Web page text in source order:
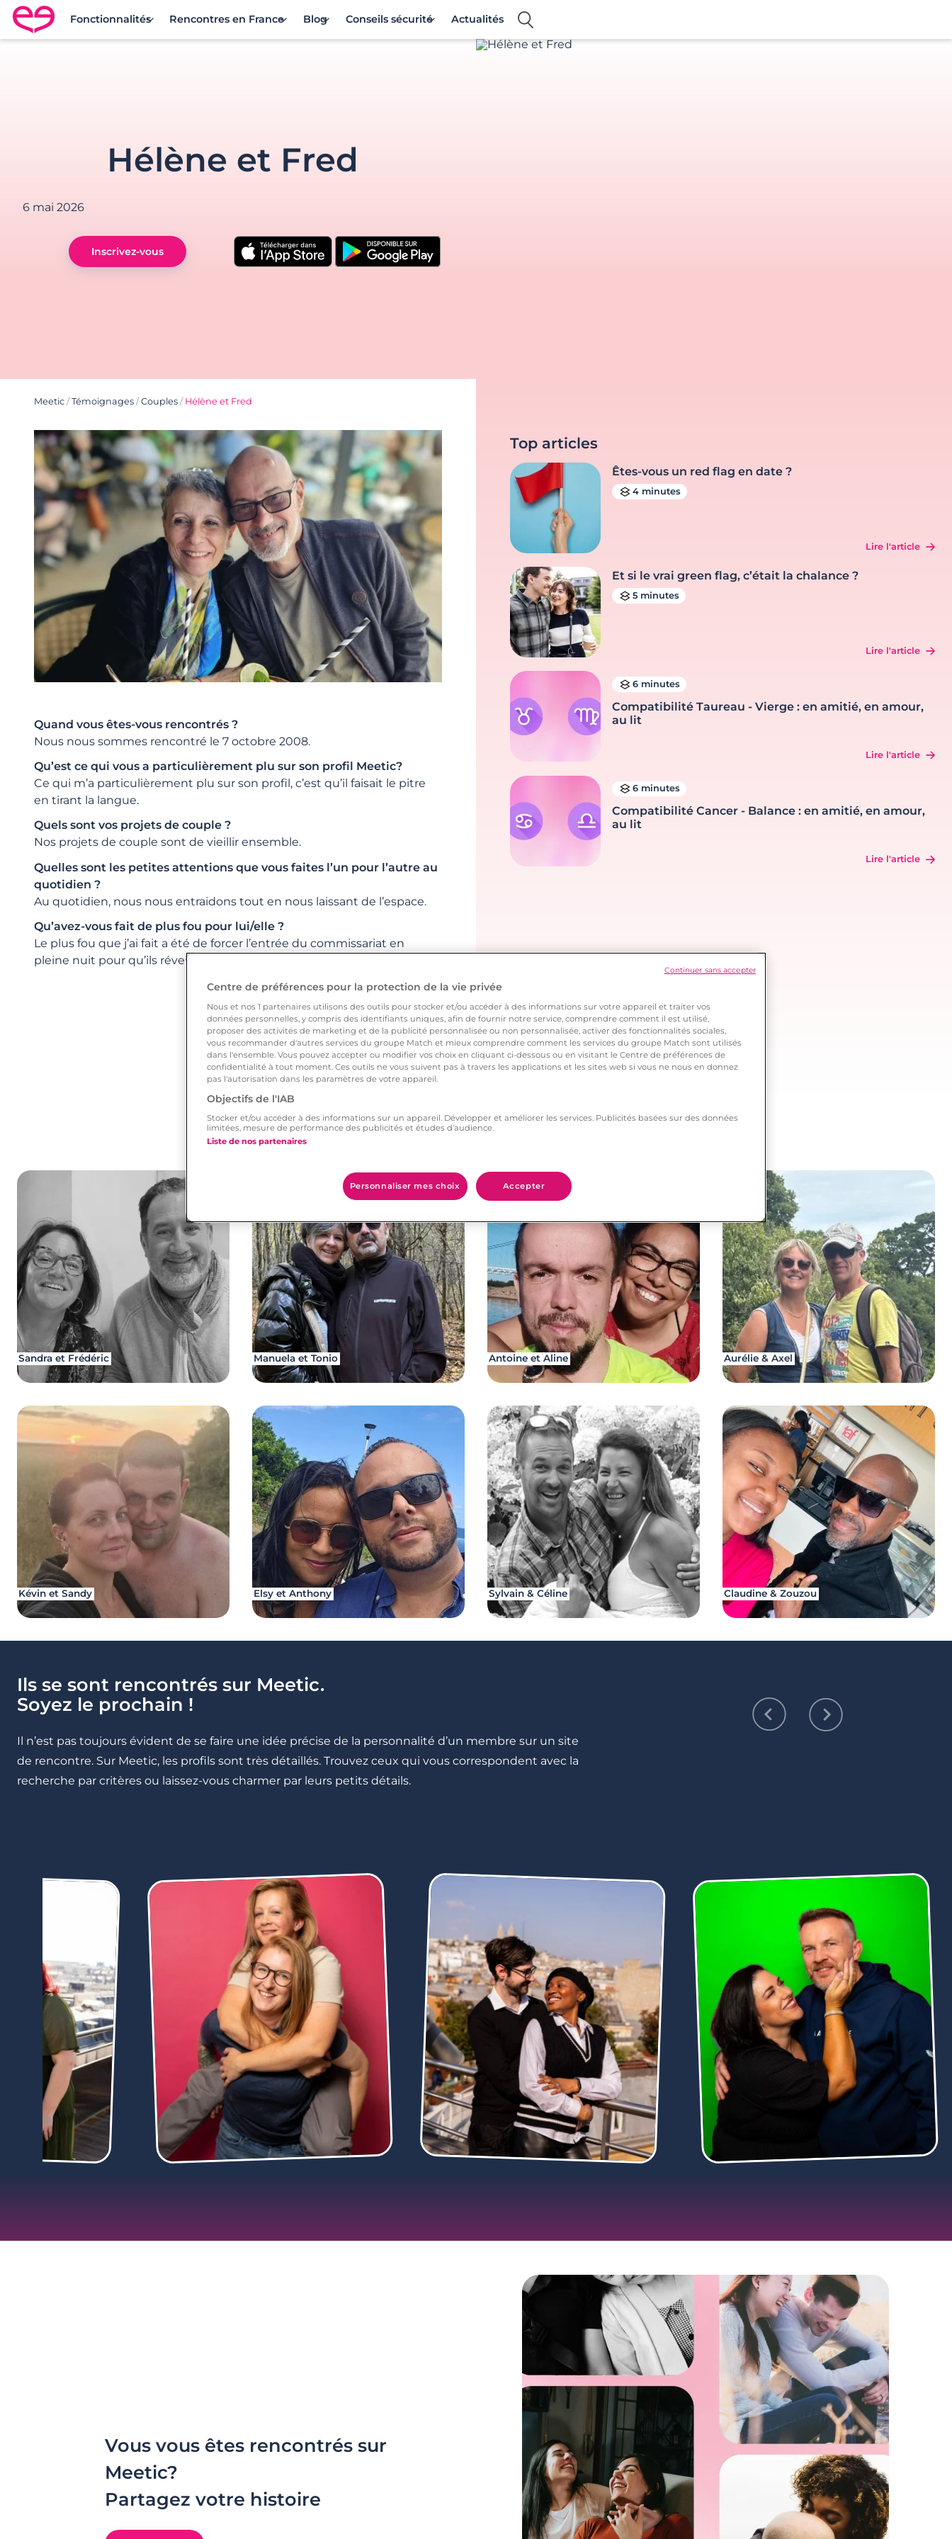
Rencontre en France avec Meetic
Fonctionnalités Rencontres en France Blog Conseils sécurité Actualités
Hélène et Fred
6 mai 2026
Inscrivez-vous
Meetic /Témoignages /Couples / Hélène et Fred
Quand vous êtes-vous rencontrés ?
Nous nous sommes rencontré le 7 octobre 2008.
Qu’est ce qui vous a particulièrement plu sur son profil Meetic?
Ce qui m’a particulièrement plu sur son profil, c’est qu’il faisait le pitre
en tirant la langue.
Quels sont vos projets de couple ?
Nos projets de couple sont de vieillir ensemble.
Quelles sont les petites attentions que vous faites l’un pour l’autre au
quotidien ?
Au quotidien, nous nous entraidons tout en nous laissant de l’espace.
Qu’avez-vous fait de plus fou pour lui/elle ?
Le plus fou que j’ai fait a été de forcer l’entrée du commissariat en
pleine nuit pour qu’ils réveillent le pharmacien de garde.
Top articles
Êtes-vous un red flag en date ?
4 minutes
Lire l'article
Et si le vrai green flag, c’était la chalance ?
5 minutes
Lire l'article
6 minutes
Compatibilité Taureau - Vierge : en amitié, en amour,
au lit
Lire l'article
6 minutes
Compatibilité Cancer - Balance : en amitié, en amour,
au lit
Lire l'article
Vous aimerez aussi
Sandra et Frédéric Manuela et Tonio Antoine et Aline Aurélie & Axel
Kévin et Sandy Elsy et Anthony Sylvain & Céline Claudine & Zouzou
Ils se sont rencontrés sur Meetic.
Soyez le prochain !
Il n’est pas toujours évident de se faire une idée précise de la personnalité d’un membre sur un site
de rencontre. Sur Meetic, les profils sont très détaillés. Trouvez ceux qui vous correspondent avec la
recherche par critères ou laissez-vous charmer par leurs petits détails.
Vous vous êtes rencontrés sur
Meetic?
Partagez votre histoire
Centre de préférences pour la protection de la vie privée
Nous et nos 1 partenaires utilisons des outils pour stocker et/ou accéder à des informations sur votre appareil et traiter vos
données personnelles, y compris des identifiants uniques, afin de fournir notre service, comprendre comment il est utilisé,
proposer des activités de marketing et de la publicité personnalisée ou non personnalisée, activer des fonctionnalités sociales,
vous recommander d'autres services du groupe Match et mieux comprendre comment les services du groupe Match sont utilisés
dans l'ensemble. Vous pouvez accepter ou modifier vos choix en cliquant ci-dessous ou en visitant le Centre de préférences de
confidentialité à tout moment. Ces outils ne vous suivent pas à travers les applications et les sites web si vous ne nous en donnez
pas l'autorisation dans les paramètres de votre appareil.
Objectifs de l'IAB
Stocker et/ou accéder à des informations sur un appareil. Développer et améliorer les services. Publicités basées sur des données
limitées, mesure de performance des publicités et études d’audience.
Liste de nos partenaires
Personnaliser mes choix Accepter
Continuer sans accepter